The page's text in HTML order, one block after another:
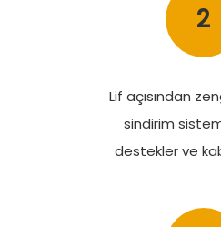
2
Lif açısından
sindirim
destekler ve